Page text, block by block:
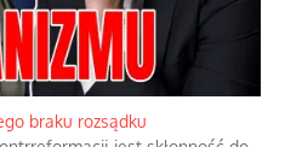
katastrofą
we wspólnocie.